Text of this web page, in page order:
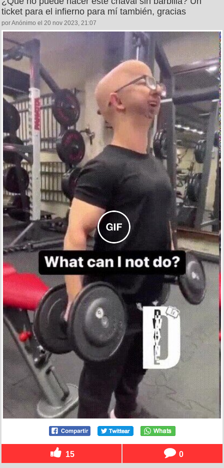
ticket para el infierno para mí también, gracias
por Anónimo el 20 nov 2023, 21:07
15 0